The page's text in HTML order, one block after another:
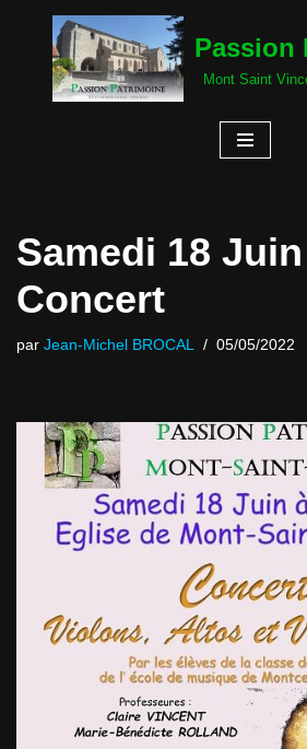
Passion
Mont Saint
Samedi 18
Concert
par Jean-Michel BROCAL 05/05/2022